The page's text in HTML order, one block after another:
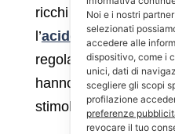
ricchi di proteine e
l’acido linoleico
regolazione del
hanno anche
stimolare le difese
Noi e i nostri
selezionati
accedere alle
dispositivo, come i
unici, dati di
scegliere gli scopi
profilazione
preferenze
revocare il tuo